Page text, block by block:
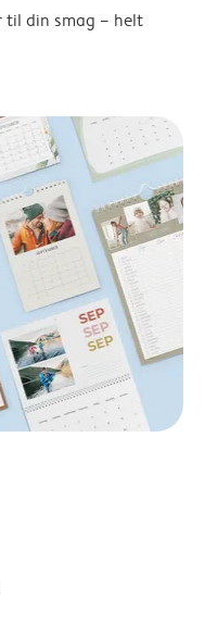
til din smag – helt